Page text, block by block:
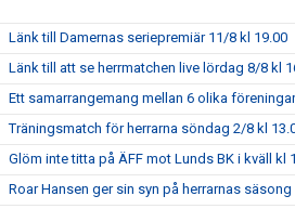
Länk till Damernas seriepremiär 11/8 kl 19.00
Länk till att se herrmatchen live lördag 8/8 kl
Ett samarrangemang mellan 6 olika
Träningsmatch för herrarna söndag 2/8 kl
Glöm inte titta på ÄFF mot Lunds BK i kväll kl
Roar Hansen ger sin syn på herrarnas säsong